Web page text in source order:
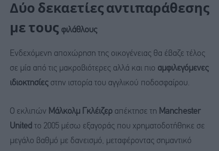
Δύο δεκαετίες αντιπαράθεσης
με τους φιλάθλους
Ενδεχόμενη αποχώρηση της οικογένειας θα έβαζε τέλος
σε μία από τις μακροβιότερες αλλά και πιο αμφιλεγόμενες
ιδιοκτησίες στην ιστορία του αγγλικού ποδοσφαίρου.
Ο εκλιπών Μάλκολμ Γκλέιζερ απέκτησε τη Manchester
United το 2005 μέσω εξαγοράς που χρηματοδοτήθηκε σε
μεγάλο βαθμό με δανεισμό, μεταφέροντας σημαντικό